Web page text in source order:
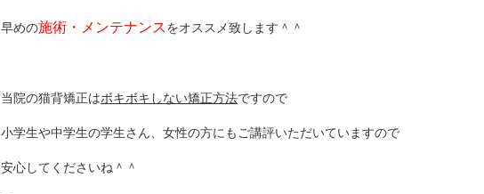
早めの施術・メンテナンスをオススメ致します＾＾
当院の猫背矯正はボキボキしない矯正方法ですので
小学生や中学生の学生さん、女性の方にもご講評いただいていますので
安心してくださいね＾＾